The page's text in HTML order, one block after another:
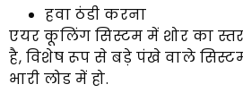
हवा ठंडी करना
एयर कूलिंग सिस्टम में शोर का
है, विशेष रूप से बड़े पंखे वाले
भारी लोड में हो.